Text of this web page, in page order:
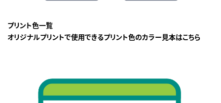
プリント色一覧
オリジナルプリントで使用できるプリント色のカラー見本はこちら